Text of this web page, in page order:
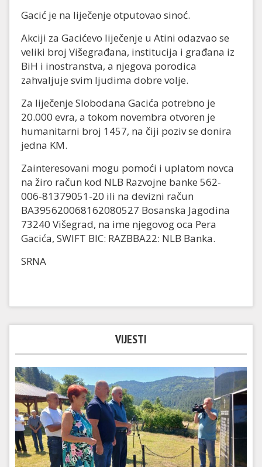
Gacić je na liječenje otputovao sinoć.
Akciji za Gacićevo liječenje u Atini odazvao se
veliki broj Višegrađana, institucija i građana iz
BiH i inostranstva, a njegova porodica
zahvaljuje svim ljudima dobre volje.
Za liječenje Slobodana Gacića potrebno je
20.000 evra, a tokom novembra otvoren je
humanitarni broj 1457, na čiji poziv se donira
jedna KM.
Zainteresovani mogu pomoći i uplatom novca
na žiro račun kod NLB Razvojne banke 562-
006-81379051-20 ili na devizni račun
BA395620068162080527 Bosanska Jagodina
73240 Višegrad, na ime njegovog oca Pera
Gacića, SWIFT BIC: RAZBBA22: NLB Banka.
SRNA
VIJESTI